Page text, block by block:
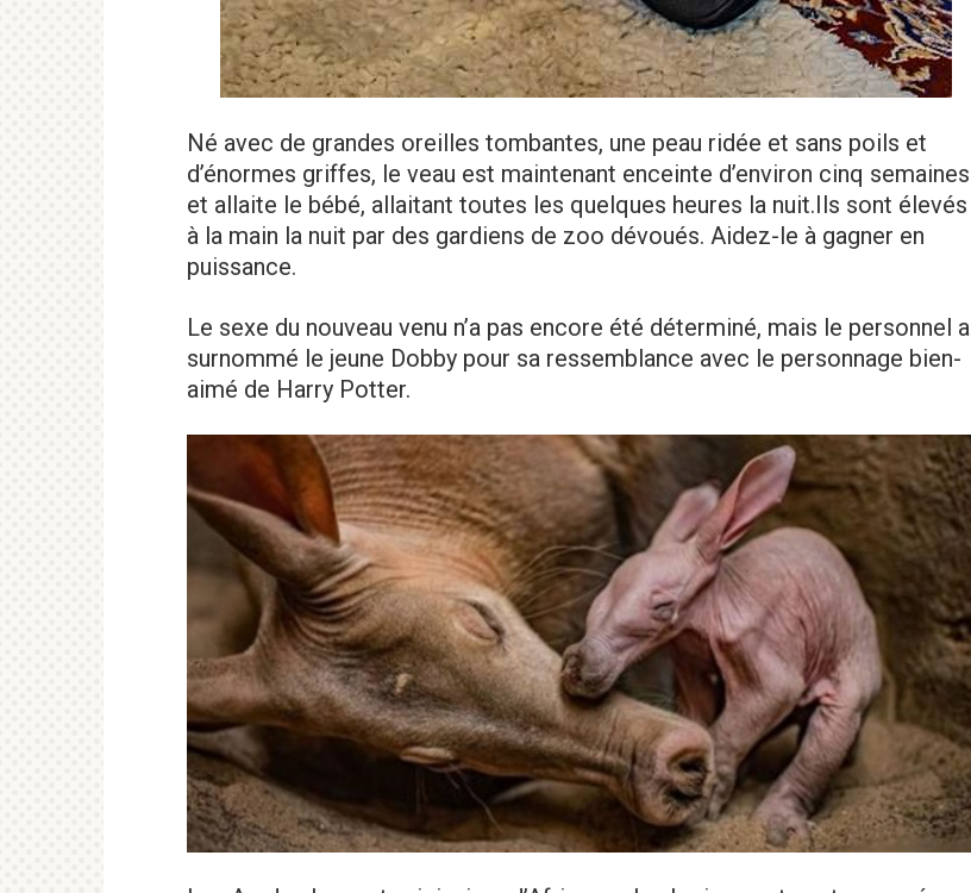
Né avec de grandes oreilles tombantes, une peau ridée et sans poils et
d’énormes griffes, le veau est maintenant enceinte d’environ cinq semaines
et allaite le bébé, allaitant toutes les quelques heures la nuit.Ils sont élevés
à la main la nuit par des gardiens de zoo dévoués. Aidez-le à gagner en
puissance.
Le sexe du nouveau venu n’a pas encore été déterminé, mais le personnel a
surnommé le jeune Dobby pour sa ressemblance avec le personnage bien-
aimé de Harry Potter.